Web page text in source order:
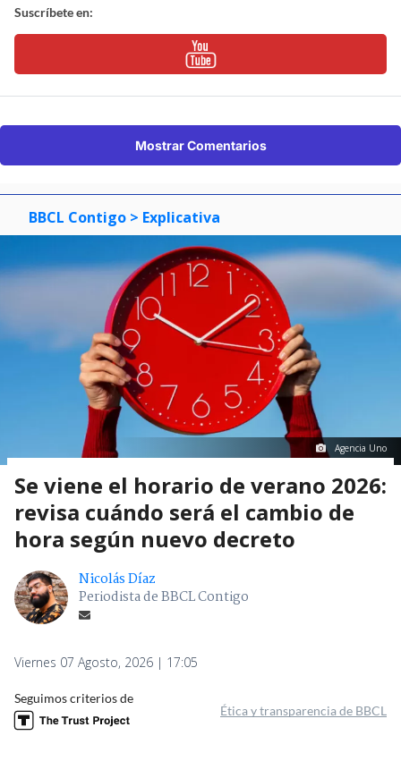
Suscríbete en:
Mostrar Comentarios
BBCL Contigo > Explicativa
Agencia Uno
Se viene el horario de verano 2026:
revisa cuándo será el cambio de
hora según nuevo decreto
Nicolás Díaz
Periodista de BBCL Contigo
Viernes 07 Agosto, 2026 | 17:05
Seguimos criterios de
Ética y transparencia de BBCL